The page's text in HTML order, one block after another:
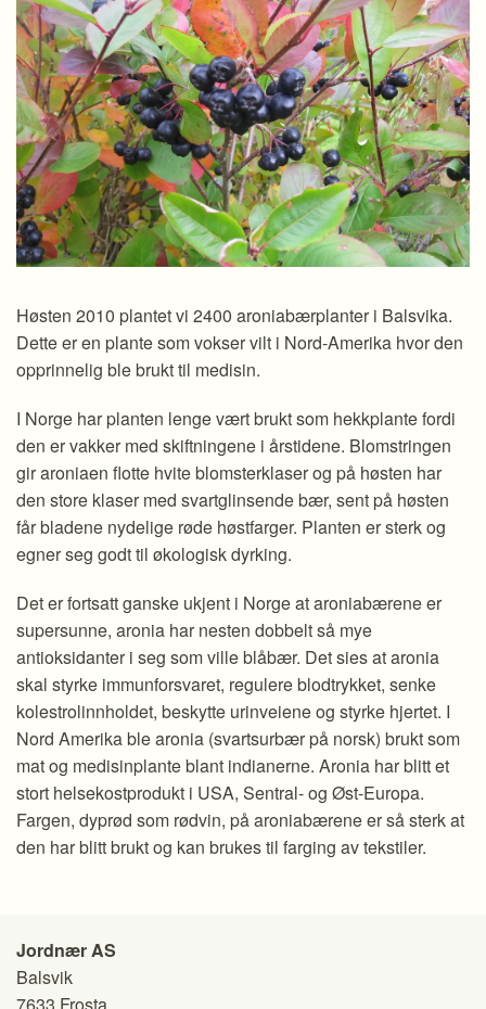
Høsten 2010 plantet vi 2400 aroniabærplanter i Balsvika.
Dette er en plante som vokser vilt i Nord-Amerika hvor den
opprinnelig ble brukt til medisin.
I Norge har planten lenge vært brukt som hekkplante fordi
den er vakker med skiftningene i årstidene. Blomstringen
gir aroniaen flotte hvite blomsterklaser og på høsten har
den store klaser med svartglinsende bær, sent på høsten
får bladene nydelige røde høstfarger. Planten er sterk og
egner seg godt til økologisk dyrking.
Det er fortsatt ganske ukjent i Norge at aroniabærene er
supersunne, aronia har nesten dobbelt så mye
antioksidanter i seg som ville blåbær. Det sies at aronia
skal styrke immunforsvaret, regulere blodtrykket, senke
kolestrolinnholdet, beskytte urinveiene og styrke hjertet. I
Nord Amerika ble aronia (svartsurbær på norsk) brukt som
mat og medisinplante blant indianerne. Aronia har blitt et
stort helsekostprodukt i USA, Sentral- og Øst-Europa.
Fargen, dyprød som rødvin, på aroniabærene er så sterk at
den har blitt brukt og kan brukes til farging av tekstiler.
Jordnær AS
Balsvik